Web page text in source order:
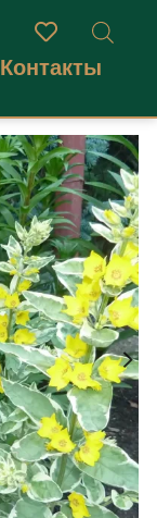
Контакты